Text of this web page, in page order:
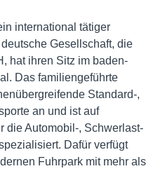
international tätiger
Gesellschaft, die
hat ihren Sitz im baden-
Das familiengeführte
Standard-,
an und ist auf
die Automobil-, Schwerlast-
Dafür verfügt
Fuhrpark mit mehr als